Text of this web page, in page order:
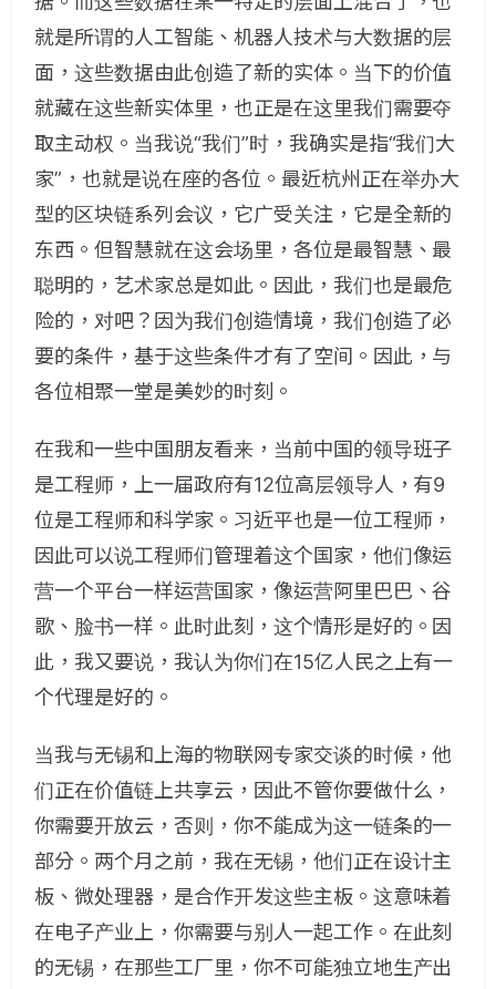
就是所谓的人工智能、机器人技术与大数据的层
面，这些数据由此创造了新的实体。当下的价值
就藏在这些新实体里，也正是在这里我们需要夺
取主动权。当我说“我们”时，我确实是指“我们大
家”，也就是说在座的各位。最近杭州正在举办大
型的区块链系列会议，它广受关注，它是全新的
东西。但智慧就在这会场里，各位是最智慧、最
聪明的，艺术家总是如此。因此，我们也是最危
险的，对吧？因为我们创造情境，我们创造了必
要的条件，基于这些条件才有了空间。因此，与
各位相聚一堂是美妙的时刻。
在我和一些中国朋友看来，当前中国的领导班子
是工程师，上一届政府有12位高层领导人，有9
位是工程师和科学家。习近平也是一位工程师，
因此可以说工程师们管理着这个国家，他们像运
营一个平台一样运营国家，像运营阿里巴巴、谷
歌、脸书一样。此时此刻，这个情形是好的。因
此，我又要说，我认为你们在15亿人民之上有一
个代理是好的。
当我与无锡和上海的物联网专家交谈的时候，他
们正在价值链上共享云，因此不管你要做什么，
你需要开放云，否则，你不能成为这一链条的一
部分。两个月之前，我在无锡，他们正在设计主
板、微处理器，是合作开发这些主板。这意味着
在电子产业上，你需要与别人一起工作。在此刻
的无锡，在那些工厂里，你不可能独立地生产出